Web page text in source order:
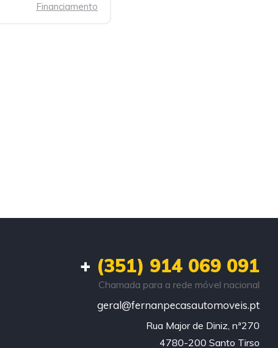
Financiamento
+ (351) 914 069 091
Chamada para a rede móvel nacional
geral@fernanpecasautomoveis.pt
Rua Major de Diniz, nª270
4780-200 Santo Tirso